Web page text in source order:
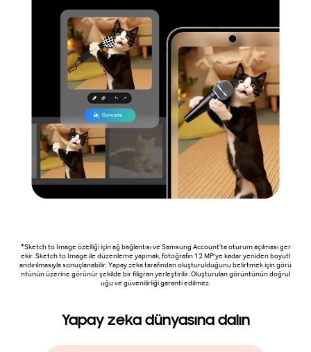
*Sketch to Image özelliği için ağ bağlantısı ve Samsung Account'ta oturum açılması ger
ekir. Sketch to Image ile düzenleme yapmak, fotoğrafın 12 MP'ye kadar yeniden boyutl
andırılmasıyla sonuçlanabilir. Yapay zeka tarafından oluşturulduğunu belirtmek için görü
ntünün üzerine görünür şekilde bir filigran yerleştirilir. Oluşturulan görüntünün doğrul
uğu ve güvenilirliği garanti edilmez.
Yapay zeka dünyasına dalın